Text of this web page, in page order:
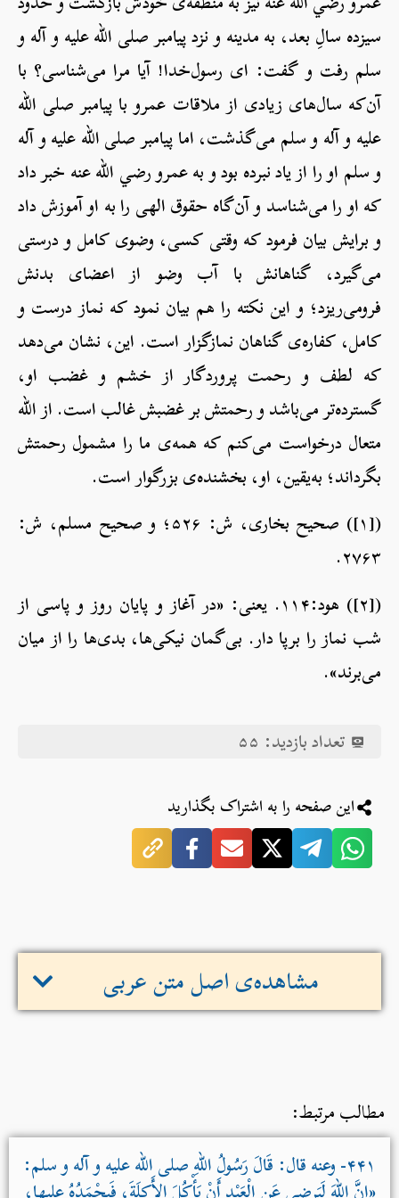
سیزده سالِ بعد، به مدینه و نزد پیامبر صلی الله علیه و آله و
سلم رفت و گفت: ای رسول‌خدا! آیا مرا می‌شناسی؟ با
آن‌که سال‌های زیادی از ملاقات عمرو با پیامبر صلی الله
علیه و آله و سلم می‌گذشت، اما پیامبر صلی الله علیه و آله
و سلم او را از یاد نبرده بود و به عمرو رضي الله عنه خبر داد
که او را می‌شناسد و آن‌گاه حقوق الهی را به او آموزش داد
و برایش بیان فرمود که وقتی کسی، وضوی کامل و درستی
می‌گیرد، گناهانش با آب وضو از اعضای بدنش
فرومی‌ریزد؛ و این نکته را هم بیان نمود که نماز درست و
کامل، کفاره‌ی گناهان نمازگزار است. این، نشان می‌دهد
که لطف و رحمت پروردگار از خشم و غضب او،
گسترده‌تر می‌باشد و رحمتش بر غضبش غالب است. از الله
متعال درخواست می‌کنم که همه‌ی ما را مشمول رحمتش
بگرداند؛ به‌یقین، او، بخشنده‌ی بزرگوار است.
([۱]) صحیح بخاری، ش: ۵۲۶؛ و صحیح مسلم، ش:
۲۷۶۳.
([۲]) هود:۱۱۴. یعنی: «در آغاز و پایان روز و پاسی از
شب نماز را برپا دار. بی‌گمان نیکی‌ها، بدی‌ها را از میان
می‌برند».
تعداد بازدید: ۵۵
این صفحه را به اشتراک بگذارید
مشاهده‌ی اصل متن عربی
مطالب مرتبط:
۴۴۱- وعنه قال: قَالَ رَسُولُ اللهِ صلی الله علیه و آله و سلم: